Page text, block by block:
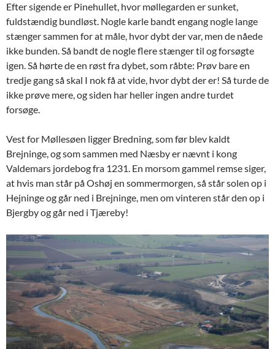
Efter sigende er Pinehullet, hvor møllegarden er sunket,
fuldstændig bundløst. Nogle karle bandt engang nogle lange
stænger sammen for at måle, hvor dybt der var, men de nåede
ikke bunden. Så bandt de nogle flere stænger til og forsøgte
igen. Så hørte de en røst fra dybet, som råbte: Prøv bare en
tredje gang så skal I nok få at vide, hvor dybt der er! Så turde de
ikke prøve mere, og siden har heller ingen andre turdet
forsøge.
Vest for Møllesøen ligger Bredning, som før blev kaldt
Brejninge, og som sammen med Næsby er nævnt i kong
Valdemars jordebog fra 1231. En morsom gammel remse siger,
at hvis man står på Oshøj en sommermorgen, så står solen op i
Hejninge og går ned i Brejninge, men om vinteren står den op i
Bjergby og går ned i Tjæreby!